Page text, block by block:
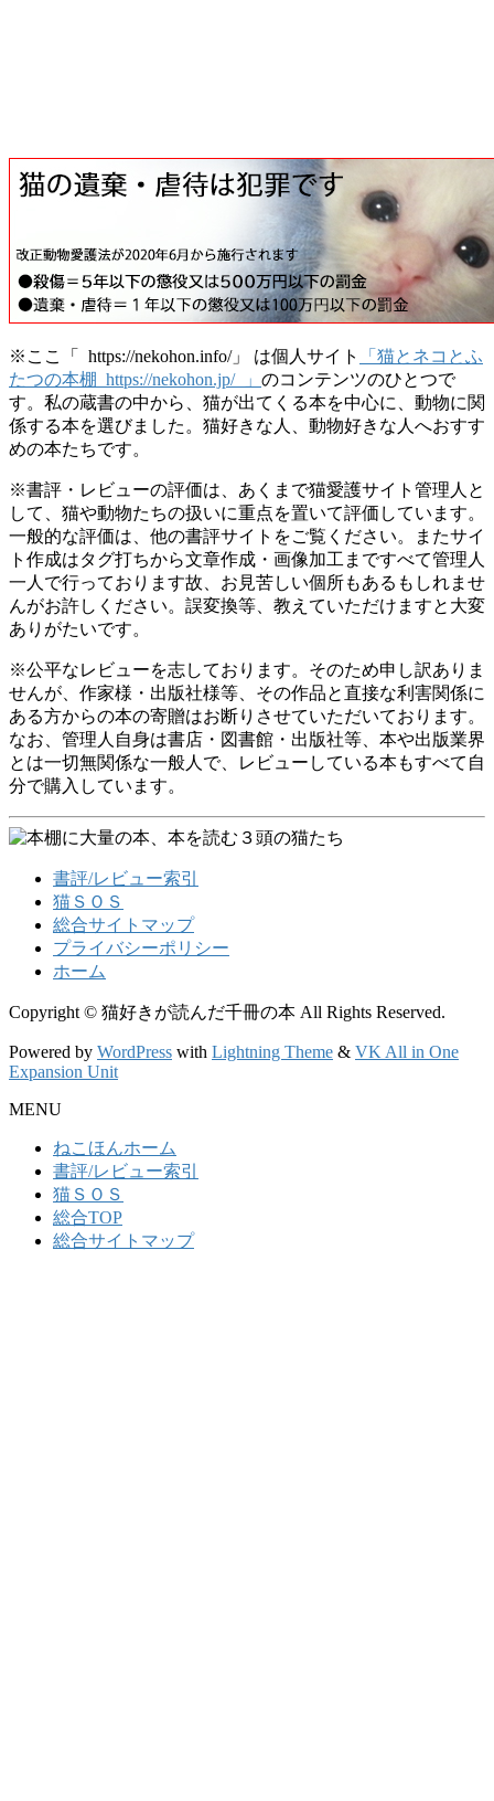
※ここ「 https://nekohon.info/」 は個人サイト
「猫とネコとふ
たつの本棚 https://nekohon.jp/ 」 のコンテンツのひとつで
す。私の蔵書の中から、猫が出てくる本を中心に、動物に関
係する本を選びました。猫好きな人、動物好きな人へおすす
めの本たちです。
※書評・レビューの評価は、あくまで猫愛護サイト管理人と
して、猫や動物たちの扱いに重点を置いて評価しています。
一般的な評価は、他の書評サイトをご覧ください。またサイ
ト作成はタグ打ちから文章作成・画像加工まですべて管理人
一人で行っております故、お見苦しい個所もあるもしれませ
んがお許しください。誤変換等、教えていただけますと大変
ありがたいです。
※公平なレビューを志しております。そのため申し訳ありま
せんが、作家様・出版社様等、その作品と直接な利害関係に
ある方からの本の寄贈はお断りさせていただいております。
なお、管理人自身は書店・図書館・出版社等、本や出版業界
とは一切無関係な一般人で、レビューしている本もすべて自
分で購入しています。
書評/レビュー索引
猫ＳＯＳ
総合サイトマップ
プライバシーポリシー
ホーム
Copyright © 猫好きが読んだ千冊の本 All Rights Reserved.
Powered by WordPress with Lightning Theme & VK All in One
Expansion Unit
MENU
ねこほんホーム
書評/レビュー索引
猫ＳＯＳ
総合TOP
総合サイトマップ